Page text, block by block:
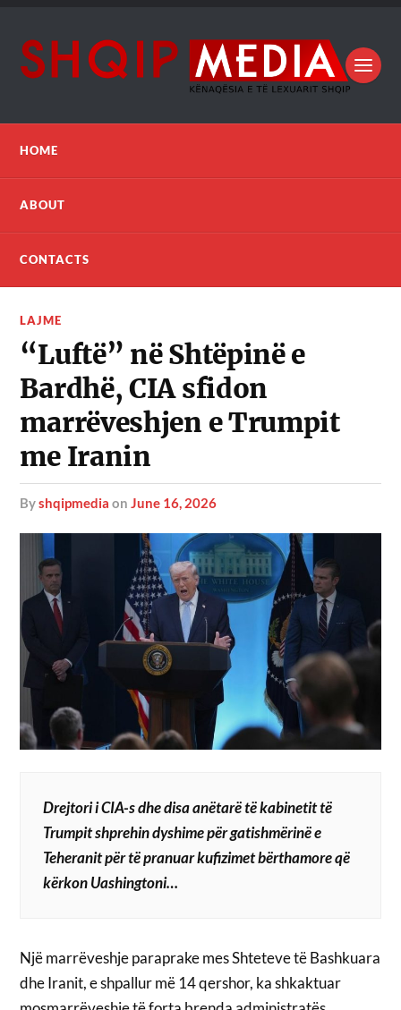
HOME
ABOUT
CONTACTS
LAJME
“Luftë” në Shtëpinë e
Bardhë, CIA sfidon
marrëveshjen e Trumpit
me Iranin
byshqipmedia onJune 16, 2026
Drejtori i CIA-s dhe disa anëtarë të kabinetit të
Trumpit shprehin dyshime për gatishmërinë e
Teheranit për të pranuar kufizimet bërthamore që
kërkon Uashingtoni…
Një marrëveshje paraprake mes Shteteve të Bashkuara
dhe Iranit, e shpallur më 14 qershor, ka shkaktuar